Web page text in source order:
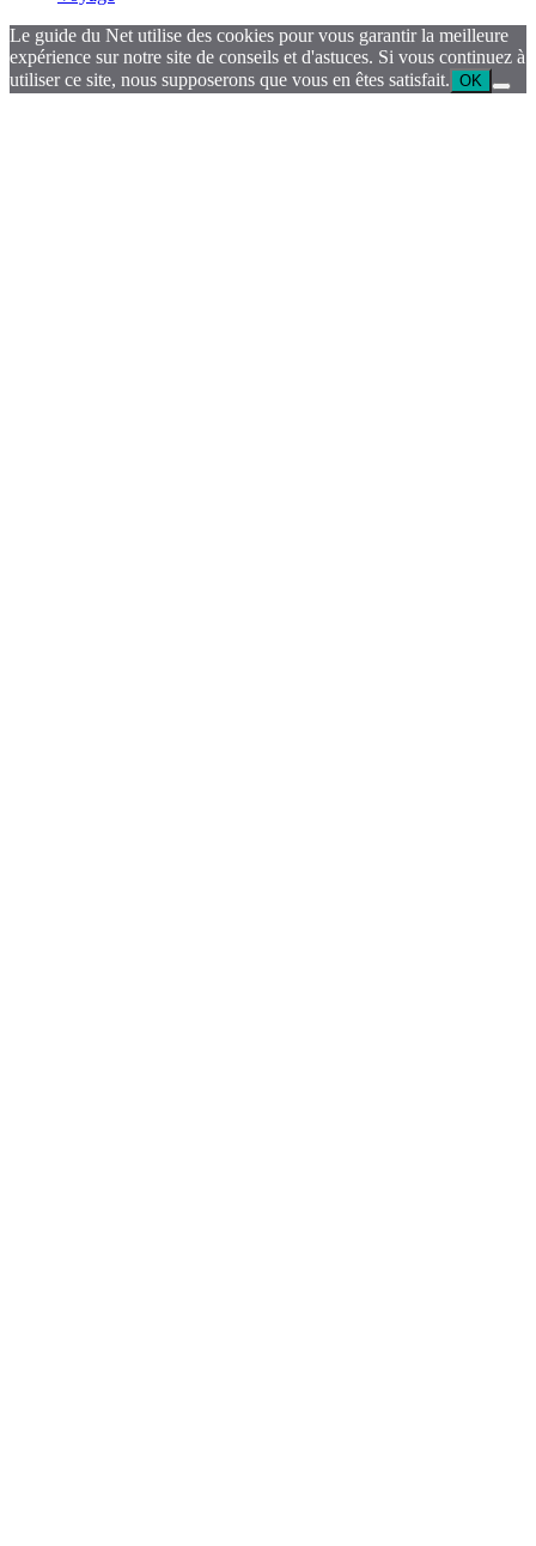
Le guide du Net utilise des cookies pour vous garantir la meilleure
expérience sur notre site de conseils et d'astuces. Si vous continuez à
utiliser ce site, nous supposerons que vous en êtes satisfait. OK